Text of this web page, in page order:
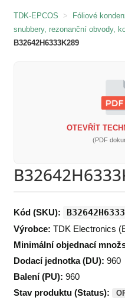
TDK-EPCOS > Fóliové
snubbery, rezonanční obvody,
B32642H6333K289
OTEVŘÍT
(PDF
Kód (SKU):
Výrobce: TDK Electronics
Minimální objednací
Dodací jednotka (DU): 960
Balení (PU): 960
Stav produktu (Status):